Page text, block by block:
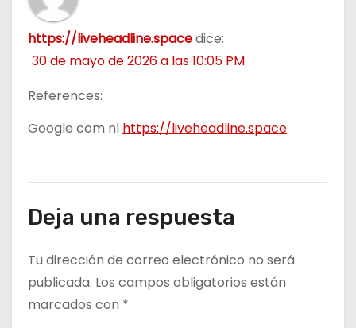
https://liveheadline.spacedice:
30 de mayo de 2026 a las 10:05 PM
References:
Google com nl https://liveheadline.space
Deja una respuesta
Tu dirección de correo electrónico no será
publicada. Los campos obligatorios están
marcados con *